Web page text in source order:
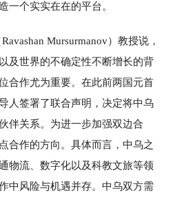
一个实实在在的平台。
Mursurmanov）教授说，
及世界的不确定性不断增长的背
合作尤为重要。在此前两国元首
人签署了联合声明，决定将中乌
伴关系。为进一步加强双边合
合作的方向。具体而言，中乌之
物流、数字化以及科教文旅等领
中风险与机遇并存。中乌双方需